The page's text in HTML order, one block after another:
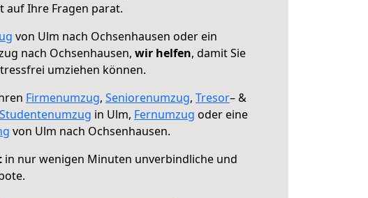
auf Ihre Fragen parat.
von Ulm nach Ochsenhausen oder ein
nach Ochsenhausen, wir helfen, damit Sie
umziehen können.
Firmenumzug, Seniorenumzug, Tresor– &
Studentenumzug in Ulm, Fernumzug oder eine
von Ulm nach Ochsenhausen.
in nur wenigen Minuten unverbindliche und